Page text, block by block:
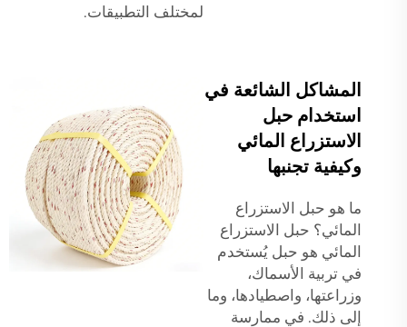
لمختلف التطبيقات.
المشاكل الشائعة في
استخدام حبل
الاستزراع المائي
وكيفية تجنبها
ما هو حبل الاستزراع
المائي؟ حبل الاستزراع
المائي هو حبل يُستخدم
في تربية الأسماك،
وزراعتها، واصطيادها، وما
إلى ذلك. في ممارسة